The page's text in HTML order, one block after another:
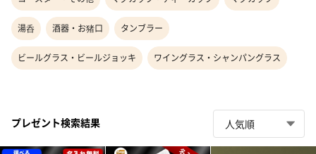
湯呑 酒器・お猪口 タンブラー
ビールグラス・ビールジョッキ ワイングラス・シャンパングラス
プレゼント検索結果